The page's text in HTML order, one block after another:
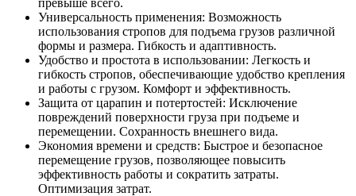
Универсальность применения: Возможность
использования стропов для подъема грузов различной
формы и размера. Гибкость и адаптивность.
Удобство и простота в использовании: Легкость и
гибкость стропов, обеспечивающие удобство крепления
и работы с грузом. Комфорт и эффективность.
Защита от царапин и потертостей: Исключение
повреждений поверхности груза при подъеме и
перемещении. Сохранность внешнего вида.
Экономия времени и средств: Быстрое и безопасное
перемещение грузов, позволяющее повысить
эффективность работы и сократить затраты.
Оптимизация затрат.